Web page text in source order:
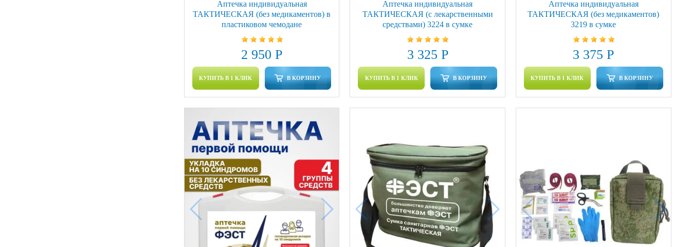
Аптечка индивидуальная
ТАКТИЧЕСКАЯ (без медикаментов) в
пластиковом чемодане
2 950 Р
КУПИТЬ В 1 КЛИК В КОРЗИНУ
Аптечка индивидуальная
ТАКТИЧЕСКАЯ (с лекарственными
средствами) 3224 в сумке
3 325 Р
КУПИТЬ В 1 КЛИК В КОРЗИНУ
Аптечка индивидуальная
ТАКТИЧЕСКАЯ (без медикаментов)
3219 в сумке
3 375 Р
КУПИТЬ В 1 КЛИК В КОРЗИНУ